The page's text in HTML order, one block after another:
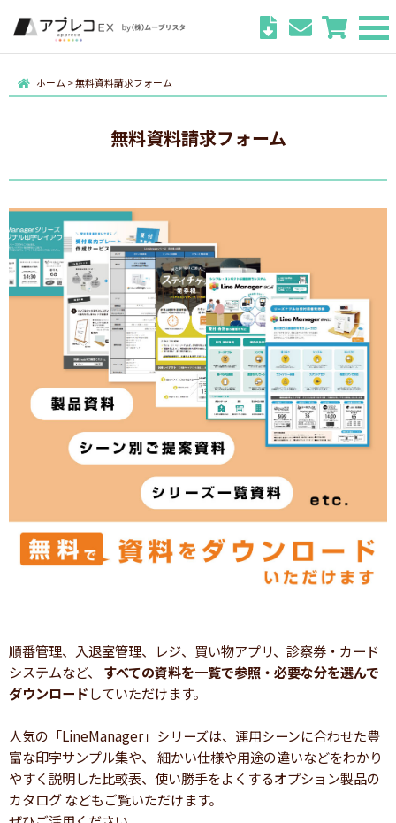
ホーム >無料資料請求フォーム
無料資料請求フォーム
順番管理、入退室管理、レジ、買い物アプリ、診察券・カード
システムなど、 すべての資料を一覧で参照・必要な分を選んで
ダウンロードしていただけます。
人気の「LineManager」シリーズは、運用シーンに合わせた豊
富な印字サンプル集や、 細かい仕様や用途の違いなどをわかり
やすく説明した比較表、使い勝手をよくするオプション製品の
カタログ などもご覧いただけます。